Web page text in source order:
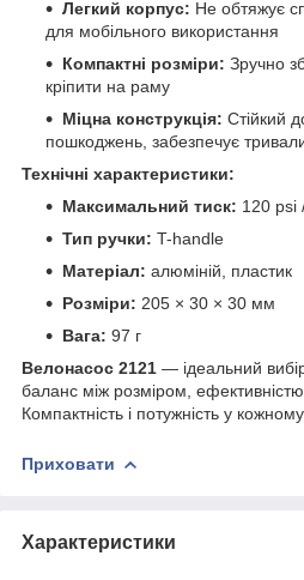
Легкий корпус: Не обтяжує
для мобільного використання
Компактні розміри: Зручно
кріпити на раму
Міцна конструкція: Стійкий
пошкоджень, забезпечує
Технічні характеристики:
Максимальний тиск: 120 psi
Тип ручки: T-handle
Матеріал: алюміній, пластик
Розміри: 205 × 30 × 30 мм
Вага: 97 г
Велонасос 2121 — ідеальний
баланс між розміром, ефективністю
Компактність і потужність у
Приховати
Характеристики